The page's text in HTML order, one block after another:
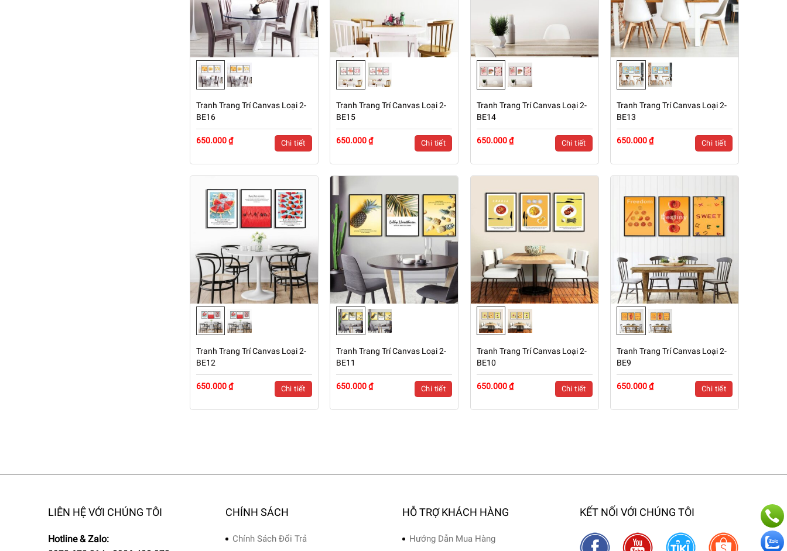
Tranh Trang Trí Canvas Loại 2-
BE16
650.000 ₫ Chi tiết
Tranh Trang Trí Canvas Loại 2-
BE15
650.000 ₫ Chi tiết
Tranh Trang Trí Canvas Loại 2-
BE14
650.000 ₫ Chi tiết
Tranh Trang Trí Canvas Loại 2-
BE13
650.000 ₫ Chi tiết
Tranh Trang Trí Canvas Loại 2-
BE12
650.000 ₫ Chi tiết
Tranh Trang Trí Canvas Loại 2-
BE11
650.000 ₫ Chi tiết
Tranh Trang Trí Canvas Loại 2-
BE10
650.000 ₫ Chi tiết
Tranh Trang Trí Canvas Loại 2-
BE9
650.000 ₫ Chi tiết
LIÊN HỆ VỚI CHÚNG TÔI
Hotline & Zalo:
CHÍNH SÁCH
Chính Sách Đổi Trả
HỖ TRỢ KHÁCH HÀNG
Hướng Dẫn Mua Hàng
KẾT NỐI VỚI CHÚNG TÔI